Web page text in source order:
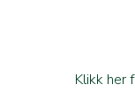
Klikk her